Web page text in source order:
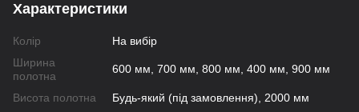
Характеристики
Колір
На вибір
Ширина
полотна
600 мм, 700 мм, 800 мм, 400 мм, 900 мм
Висота полотна
Будь-який (під замовлення), 2000 мм